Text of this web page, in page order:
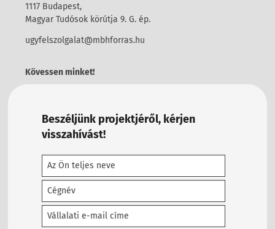
1117 Budapest,
Magyar Tudósok körútja 9. G. ép.
ugyfelszolgalat@mbhforras.hu
Kövessen minket!
Beszéljünk projektjéről, kérjen
visszahívást!